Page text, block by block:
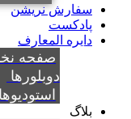
سفارش نریشن
پادکست
دایره المعارف
صفحه نخست
دوبلورها
استودیوهای
بلاگ